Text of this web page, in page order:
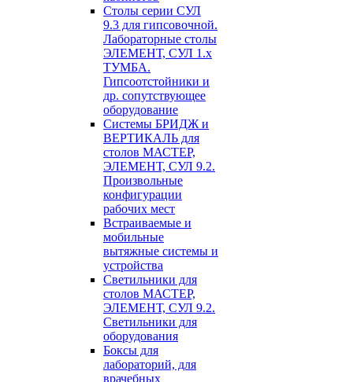
Столы серии СУЛ
9.3 для гипсовочной.
Лабораторные столы
ЭЛЕМЕНТ, СУЛ 1.х
ТУМБА.
Гипсоотстойники и
др. сопутствующее
оборудование
Системы БРИДЖ и
ВЕРТИКАЛЬ для
столов МАСТЕР,
ЭЛЕМЕНТ, СУЛ 9.2.
Произвольные
конфигурации
рабочих мест
Встраиваемые и
мобильные
вытяжные системы и
устройства
Светильники для
столов МАСТЕР,
ЭЛЕМЕНТ, СУЛ 9.2.
Светильники для
оборудования
Боксы для
лабораторий, для
врачебных